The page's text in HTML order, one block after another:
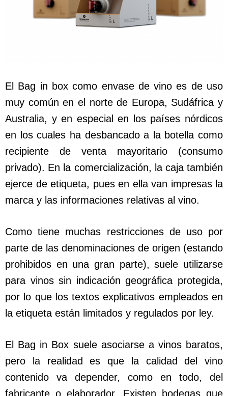
El Bag in box como envase de vino es de uso
muy común en el norte de Europa, Sudáfrica y
Australia, y en especial en los países nórdicos
en los cuales ha desbancado a la botella como
recipiente de venta mayoritario (consumo
privado). En la comercialización, la caja también
ejerce de etiqueta, pues en ella van impresas la
marca y las informaciones relativas al vino.
Como tiene muchas restricciones de uso por
parte de las denominaciones de origen (estando
prohibidos en una gran parte), suele utilizarse
para vinos sin indicación geográfica protegida,
por lo que los textos explicativos empleados en
la etiqueta están limitados y regulados por ley.
El Bag in Box suele asociarse a vinos baratos,
pero la realidad es que la calidad del vino
contenido va depender, como en todo, del
fabricante o elaborador. Existen bodegas que